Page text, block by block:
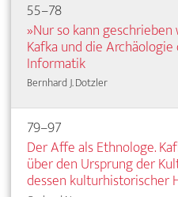
55–78
»Nur so kann geschrieben
Kafka und die
Informatik
Bernhard J. Dotzler
79–97
Der Affe als Ethnologe.
über den Ursprung der
dessen kulturhistorischer